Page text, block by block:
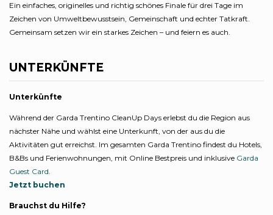
Ein einfaches, originelles und richtig schönes Finale für drei Tage im
Zeichen von Umweltbewusstsein, Gemeinschaft und echter Tatkraft.
Gemeinsam setzen wir ein starkes Zeichen – und feiern es auch.
UNTERKÜNFTE
Unterkünfte
Während der Garda Trentino CleanUp Days erlebst du die Region aus
nächster Nähe und wählst eine Unterkunft, von der aus du die
Aktivitäten gut erreichst. Im gesamten Garda Trentino findest du Hotels,
B&Bs und Ferienwohnungen, mit Online Bestpreis und inklusive Garda
Guest Card
Jetzt buchen
Brauchst du Hilfe?